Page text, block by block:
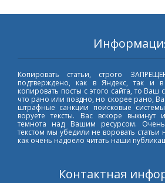
Копировать статьи, строго
подтверждено, как в Яндекс, так и
копировать посты с этого сайта, то Ваш
что рано или поздно, но скорее рано,
штрафные санкции поисковые
воруете тексты. Вас вскоре выкинут
темнота над Вашим ресурсом.
текстом мы убедили не воровать статьи
как очень надоело читать наши
Контактная